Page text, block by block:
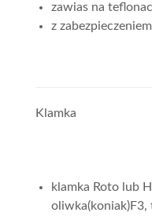
zawias na
z
Klamka
klamka Roto lub
oliwka(koniak)F3,